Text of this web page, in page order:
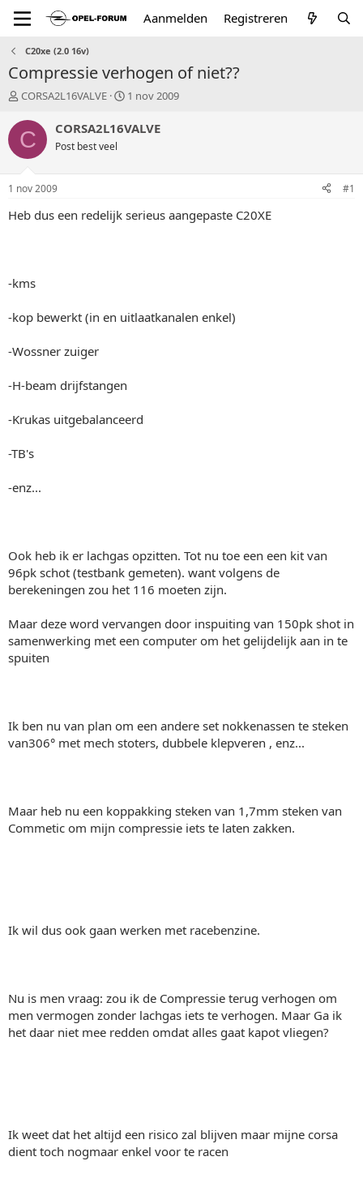
Aanmelden Registreren
C20xe (2.0 16v)
Compressie verhogen of niet??
T
p
i
a
r
CORSA2L16VALVE
S
a
u
1 nov 2009
C CORSA2L16VALVE
Post best veel
1 nov 2009 #1
Heb dus een redelijk serieus aangepaste C20XE
-kms
-kop bewerkt (in en uitlaatkanalen enkel)
-Wossner zuiger
-H-beam drijfstangen
-Krukas uitgebalanceerd
-TB's
-enz...
Ook heb ik er lachgas opzitten. Tot nu toe een een kit van
96pk schot (testbank gemeten). want volgens de
berekeningen zou het 116 moeten zijn.
Maar deze word vervangen door inspuiting van 150pk shot in
samenwerking met een computer om het gelijdelijk aan in te
spuiten
Ik ben nu van plan om een andere set nokkenassen te steken
van306° met mech stoters, dubbele klepveren , enz...
Maar heb nu een koppakking steken van 1,7mm steken van
Commetic om mijn compressie iets te laten zakken.
Ik wil dus ook gaan werken met racebenzine.
Nu is men vraag: zou ik de Compressie terug verhogen om
men vermogen zonder lachgas iets te verhogen. Maar Ga ik
het daar niet mee redden omdat alles gaat kapot vliegen?
Ik weet dat het altijd een risico zal blijven maar mijne corsa
dient toch nogmaar enkel voor te racen